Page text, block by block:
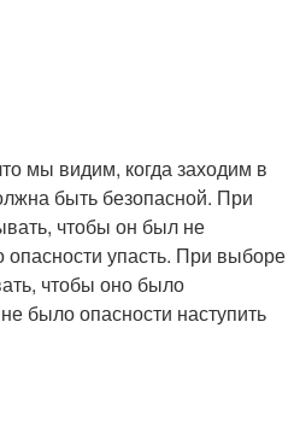
мы видим, когда заходим в
быть безопасной. При
чтобы он был не
опасности упасть. При выборе
чтобы оно было
было опасности наступить